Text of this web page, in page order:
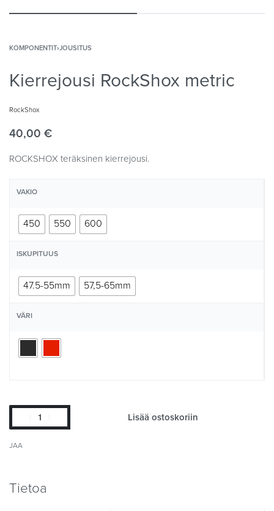
KOMPONENTIT›JOUSITUS
Kierrejousi RockShox metric
RockShox
40,00 €
ROCKSHOX teräksinen kierrejousi.
VAKIO
450 550 600
ISKUPITUUS
47.5-55mm 57,5-65mm
VÄRI
Lisää ostoskoriin
JAA
Tietoa